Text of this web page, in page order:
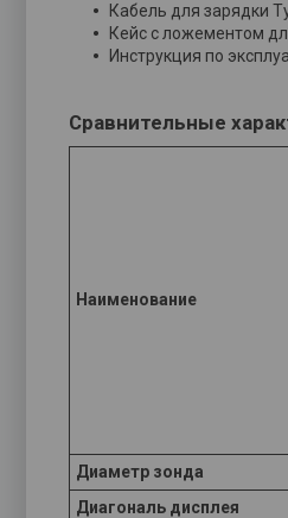
Кабель для зарядки
Кейс с ложементом
Инструкция по
Сравнительные
Наименование
Диаметр зонда
Диагональ дисплея